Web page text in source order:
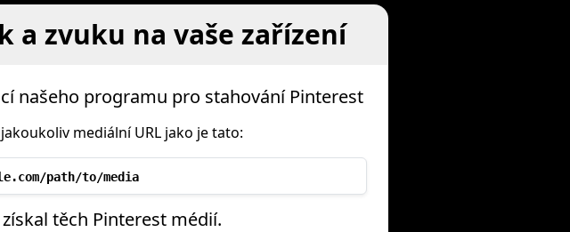
a zvuku na vaše zařízení
našeho programu pro stahování Pinterest
mediální URL jako je tato:
path/to/media
těch Pinterest médií.